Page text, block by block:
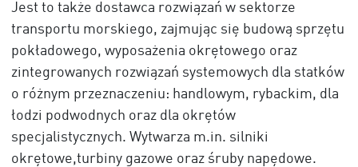
Jest to także dostawca rozwiązań w sektorze
transportu morskiego, zajmując się budową sprzętu
pokładowego, wyposażenia okrętowego oraz
zintegrowanych rozwiązań systemowych dla statków
o różnym przeznaczeniu: handlowym, rybackim, dla
łodzi podwodnych oraz dla okrętów
specjalistycznych. Wytwarza m.in. silniki
okrętowe,turbiny gazowe oraz śruby napędowe.